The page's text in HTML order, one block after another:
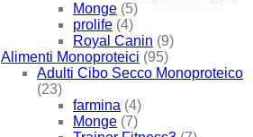
Monge (5)
prolife (4)
Royal Canin (9)
Alimenti Monoproteici (95)
Adulti Cibo Secco Monoproteico
(23)
farmina (4)
Monge (7)